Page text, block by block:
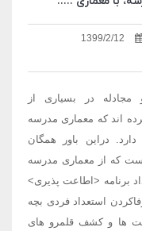
1399/2/12
در بسیاری از
اند که معماری مدرسه
دراین باور همگان
که از معماری مدرسه
برنامه <اطاعت پذیری>
استعداد فردی بچه
ها و کشف قلمرو های